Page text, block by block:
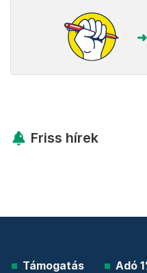
Friss hírek
Támogatás Adó